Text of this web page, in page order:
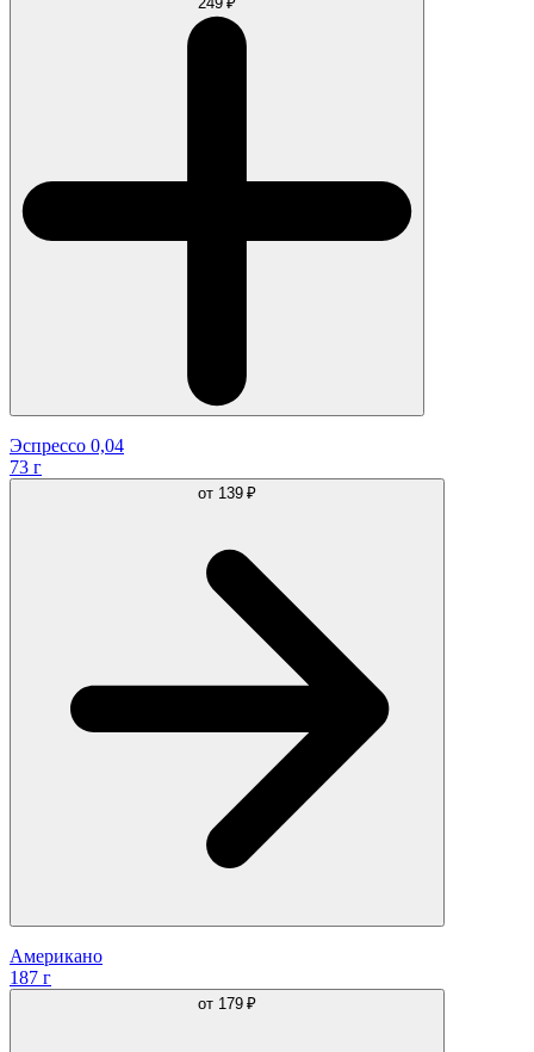
Эспрессо 0,04
73 г
от 139 ₽
Американо
187 г
от 179 ₽